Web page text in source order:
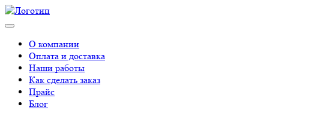
О компании
Оплата и доставка
Наши работы
Как сделать заказ
Прайс
Блог